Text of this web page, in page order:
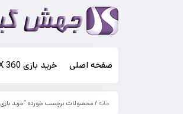
صفحه اصلی خرید بازی XBOX 360
خانه / محصولات برچسب خورده “خرید بازی Alarm for Cobra 11 Vol 2 Hot Pursuit با قیمت ارزان”